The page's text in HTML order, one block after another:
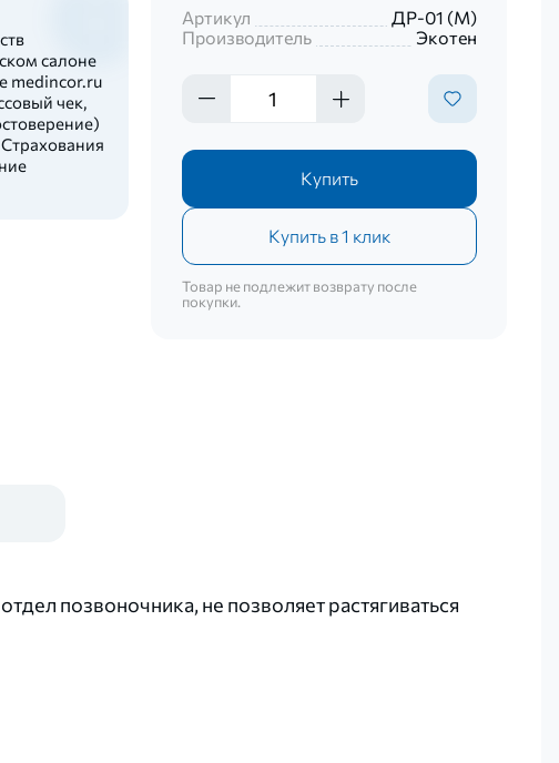
салоне
medincor.ru
чек,
Артикул
ДР-01 (М)
Производитель
Экотен
Купить
Купить в 1 клик
Товар не подлежит возврату после
покупки.
позвоночника, не позволяет растягиваться